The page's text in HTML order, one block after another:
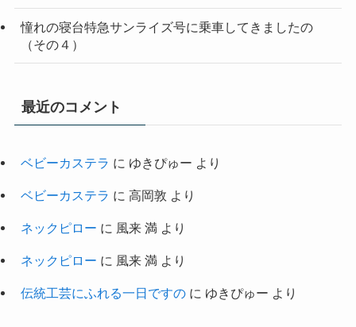
憧れの寝台特急サンライズ号に乗車してきましたの
（その４）
最近のコメント
ベビーカステラ に ゆきぴゅー より
ベビーカステラ に 高岡敦 より
ネックピロー に 風来 満 より
ネックピロー に 風来 満 より
伝統工芸にふれる一日ですのに ゆきぴゅー より